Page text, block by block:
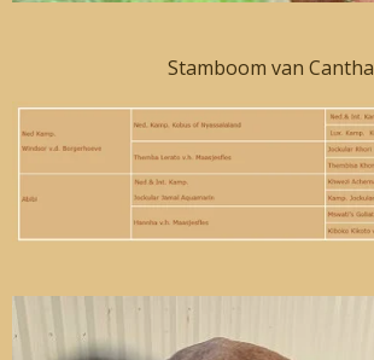
Stamboom van Cantha